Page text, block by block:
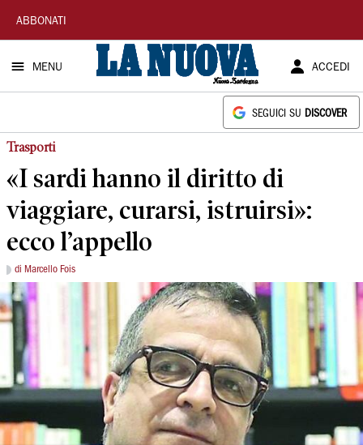
La
Nuova
Sardegna
ABBONATI
MENU ACCEDI
SEGUICI SU DISCOVER
Trasporti
«I sardi hanno il diritto di
viaggiare, curarsi, istruirsi»:
ecco l’appello
di Marcello Fois